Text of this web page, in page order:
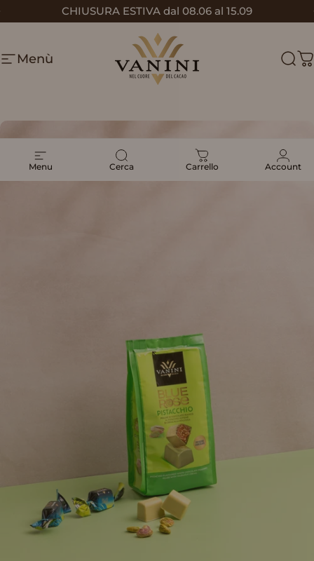
Vai direttamente ai contenuti
CHIUSURA ESTIVA dal 08.06 al 15.09
Metti in pausa presentazione
Menù Vanini
Menu Cerca Carrello Account